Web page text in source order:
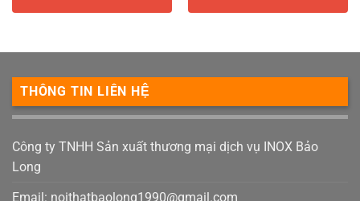
THÔNG TIN LIÊN HỆ
Công ty TNHH Sản xuất thương mại dịch vụ INOX Bảo
Long
Email: noithatbaolong1990@gmail.com